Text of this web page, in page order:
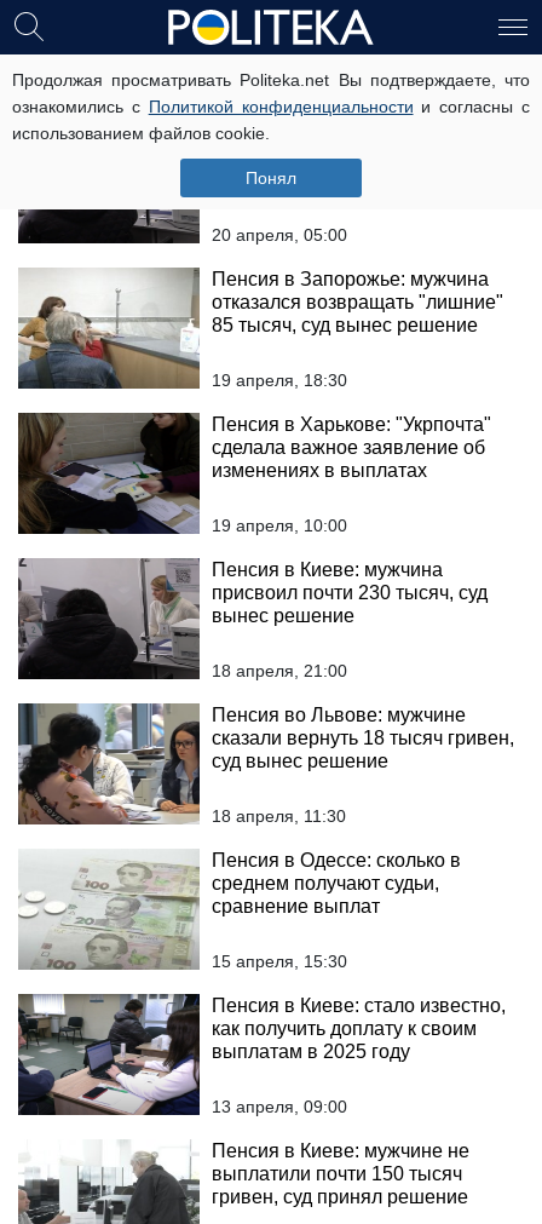
Продолжая просматривать Politeka.net Вы подтверждаете, что
ознакомились с Политикой конфиденциальности и согласны с
использованием файлов cookie.
Понял
пенсія
Пенсия в Киеве: мужчину
заставляли вернуть более 3
тысяч гривен, суд вынес решение
20 апреля, 05:00
Пенсия в Запорожье: мужчина
отказался возвращать "лишние"
85 тысяч, суд вынес решение
19 апреля, 18:30
Пенсия в Харькове: "Укрпочта"
сделала важное заявление об
изменениях в выплатах
19 апреля, 10:00
Пенсия в Киеве: мужчина
присвоил почти 230 тысяч, суд
вынес решение
18 апреля, 21:00
Пенсия во Львове: мужчине
сказали вернуть 18 тысяч гривен,
суд вынес решение
18 апреля, 11:30
Пенсия в Одессе: сколько в
среднем получают судьи,
сравнение выплат
15 апреля, 15:30
Пенсия в Киеве: стало известно,
как получить доплату к своим
выплатам в 2025 году
13 апреля, 09:00
Пенсия в Киеве: мужчине не
выплатили почти 150 тысяч
гривен, суд принял решение